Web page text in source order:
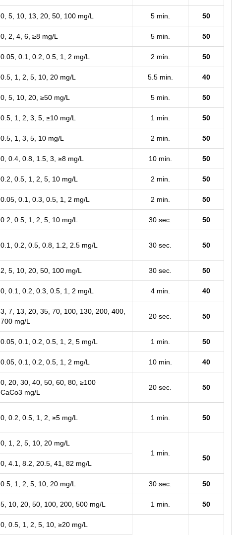
0, 5, 10, 13, 20, 50, 100 mg/L 5 min. 50
0, 2, 4, 6, ≥8 mg/L 5 min. 50
0.05, 0.1, 0.2, 0.5, 1, 2 mg/L 2 min. 50
0.5, 1, 2, 5, 10, 20 mg/L 5.5 min. 40
0, 5, 10, 20, ≥50 mg/L 5 min. 50
0.5, 1, 2, 3, 5, ≥10 mg/L 1 min. 50
0.5, 1, 3, 5, 10 mg/L 2 min. 50
0, 0.4, 0.8, 1.5, 3, ≥8 mg/L 10 min. 50
0.2, 0.5, 1, 2, 5, 10 mg/L 2 min. 50
0.05, 0.1, 0.3, 0.5, 1, 2 mg/L 2 min. 50
0.2, 0.5, 1, 2, 5, 10 mg/L 30 sec. 50
0.1, 0.2, 0.5, 0.8, 1.2, 2.5 mg/L 30 sec. 50
2, 5, 10, 20, 50, 100 mg/L 30 sec. 50
0, 0.1, 0.2, 0.3, 0.5, 1, 2 mg/L 4 min. 40
3, 7, 13, 20, 35, 70, 100, 130, 200, 400,
700 mg/L
20 sec. 50
0.05, 0.1, 0.2, 0.5, 1, 2, 5 mg/L 1 min. 50
0.05, 0.1, 0.2, 0.5, 1, 2 mg/L 10 min. 40
0, 20, 30, 40, 50, 60, 80, ≥100
CaCo3 mg/L
20 sec. 50
0, 0.2, 0.5, 1, 2, ≥5 mg/L 1 min. 50
0, 1, 2, 5, 10, 20 mg/L
1 min.
50
0, 4.1, 8.2, 20.5, 41, 82 mg/L
0.5, 1, 2, 5, 10, 20 mg/L 30 sec. 50
5, 10, 20, 50, 100, 200, 500 mg/L 1 min. 50
0, 0.5, 1, 2, 5, 10, ≥20 mg/L